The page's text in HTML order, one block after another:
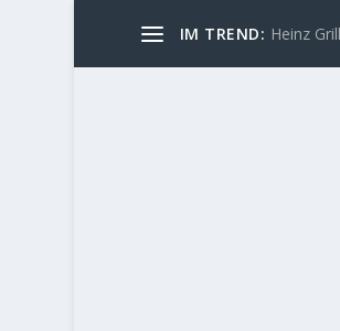
IM TREND: Heinz